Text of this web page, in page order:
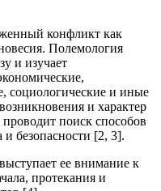
конфликт как
Полемология
и изучает
социологические и иные
и характер
поиск способов
безопасности [2, 3].
ее внимание к
протекания и